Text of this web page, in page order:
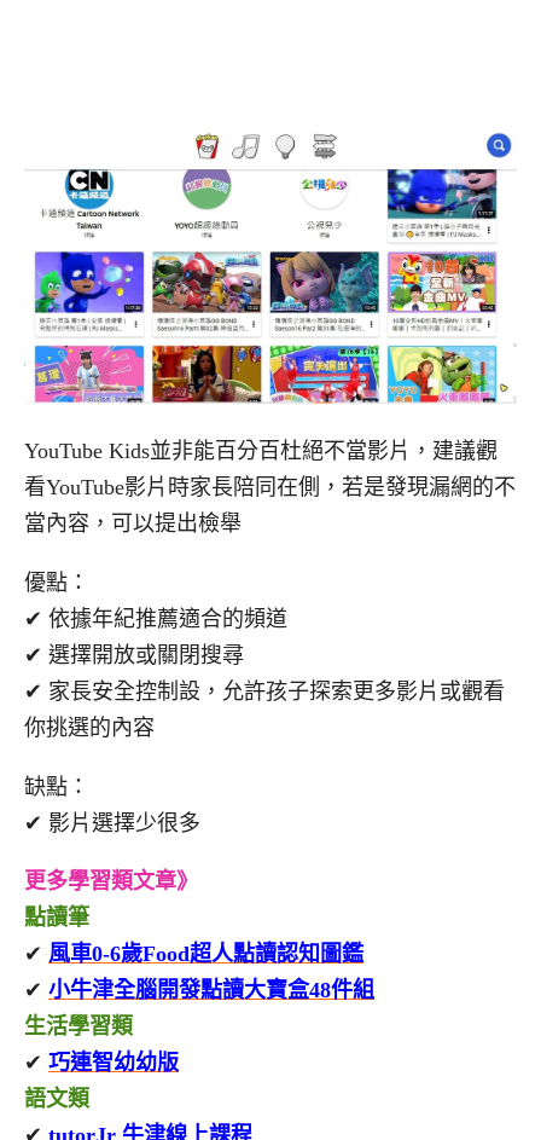
YouTube Kids並非能百分百杜絕不當影片，建議觀
看YouTube影片時家長陪同在側，若是發現漏網的不
當內容，可以提出檢舉
優點：
✔ 依據年紀推薦適合的頻道
✔ 選擇開放或關閉搜尋
✔ 家長安全控制設，允許孩子探索更多影片或觀看
你挑選的內容
缺點：
✔ 影片選擇少很多
更多學習類文章》
點讀筆
✔ 風車0-6歲Food超人點讀認知圖鑑
✔ 小牛津全腦開發點讀大寶盒48件組
生活學習類
✔ 巧連智幼幼版
語文類